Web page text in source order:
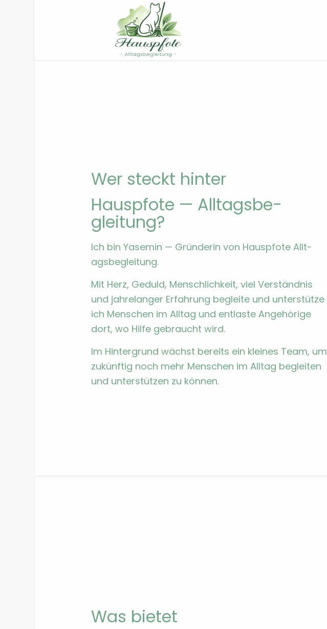
Wer steckt hin­ter
Hausp­fote — All­t­ags­be­
gleitung?
Ich bin Yasemin — Grün­derin von Hausp­fote All­t­
ags­be­gleitung.
Mit Herz, Geduld, Men­schlichkeit, viel Ver­ständ­nis
und jahre­langer Erfahrung begleite und unter­stütze
ich Men­schen im All­t­ag und ent­laste Ange­hörige
dort, wo Hil­fe gebraucht wird.
Im Hin­ter­grund wächst bere­its ein kleines Team, um
zukün­ftig noch mehr Men­schen im All­t­ag begleit­en
und unter­stützen zu kön­nen.
Was bietet